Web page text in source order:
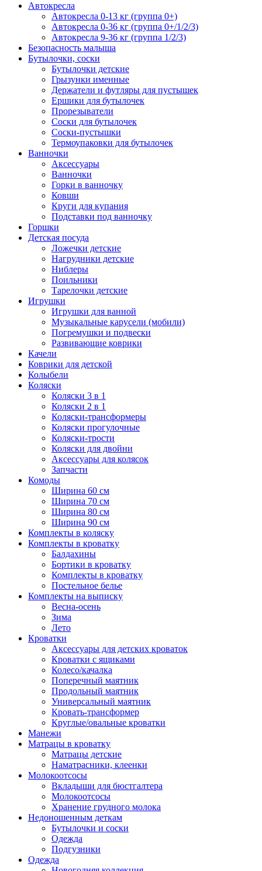
Автокресла
Автокресла 0-13 кг (группа 0+)
Автокресла 0-36 кг (группа 0+/1/2/3)
Автокресла 9-36 кг (группа 1/2/3)
Безопасность малыша
Бутылочки, соски
Бутылочки детские
Грызунки именные
Держатели и футляры для пустышек
Ершики для бутылочек
Прорезыватели
Соски для бутылочек
Соски-пустышки
Термоупаковки для бутылочек
Ванночки
Аксессуары
Ванночки
Горки в ванночку
Ковши
Круги для купания
Подставки под ванночку
Горшки
Детская посуда
Ложечки детские
Нагрудники детские
Ниблеры
Поильники
Тарелочки детские
Игрушки
Игрушки для ванной
Музыкальные карусели (мобили)
Погремушки и подвески
Развивающие коврики
Качели
Коврики для детской
Колыбели
Коляски
Коляски 3 в 1
Коляски 2 в 1
Коляски-трансформеры
Коляски прогулочные
Коляски-трости
Коляски для двойни
Аксессуары для колясок
Запчасти
Комоды
Ширина 60 см
Ширина 70 см
Ширина 80 см
Ширина 90 см
Комплекты в коляску
Комплекты в кроватку
Балдахины
Бортики в кроватку
Комплекты в кроватку
Постельное белье
Комплекты на выписку
Весна-осень
Зима
Лето
Кроватки
Аксессуары для детских кроваток
Кроватки с ящиками
Колесо/качалка
Поперечный маятник
Продольный маятник
Универсальный маятник
Кровать-трансформер
Круглые/овальные кроватки
Манежи
Матрацы в кроватку
Матрацы детские
Наматрасники, клеенки
Молокоотсосы
Вкладыши для бюстгалтера
Молокоотсосы
Хранение грудного молока
Недоношенным деткам
Бутылочки и соски
Одежда
Подгузники
Одежда